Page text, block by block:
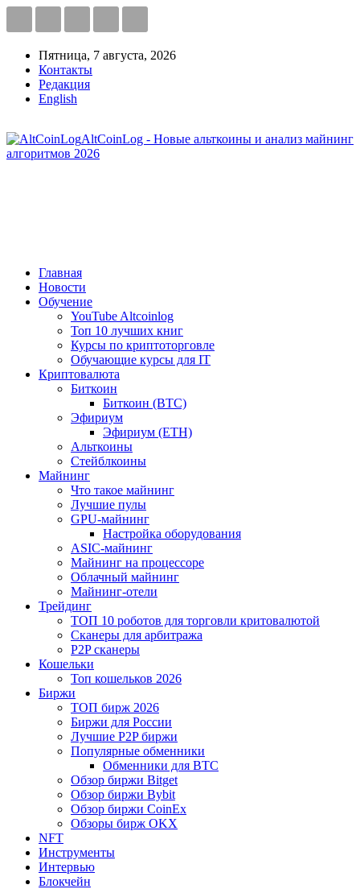
Пятница, 7 августа, 2026
Контакты
Редакция
English
AltCoinLog - Новые альткоины и анализ майнинг
алгоритмов 2026
Главная
Новости
Обучение
YouTube Altcoinlog
Топ 10 лучших книг
Курсы по криптоторговле
Обучающие курсы для IT
Криптовалюта
Биткоин
Биткоин (BTC)
Эфириум
Эфириум (ETH)
Альткоины
Стейблкоины
Майнинг
Что такое майнинг
Лучшие пулы
GPU-майнинг
Настройка оборудования
ASIC-майнинг
Майнинг на процессоре
Облачный майнинг
Майнинг-отели
Трейдинг
ТОП 10 роботов для торговли критовалютой
Сканеры для арбитража
P2P сканеры
Кошельки
Топ кошельков 2026
Биржи
ТОП бирж 2026
Биржи для России
Лучшие P2P биржи
Популярные обменники
Обменники для BTC
Обзор биржи Bitget
Обзор биржи Bybit
Обзор биржи CoinEx
Обзоры бирж OKX
NFT
Инструменты
Интервью
Блокчейн